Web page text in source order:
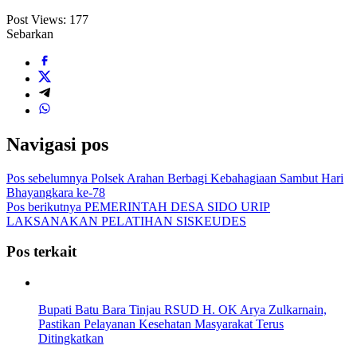
Post Views: 177
Sebarkan
Navigasi pos
Pos sebelumnya Polsek Arahan Berbagi Kebahagiaan Sambut Hari
Bhayangkara ke-78
Pos berikutnya PEMERINTAH DESA SIDO URIP
LAKSANAKAN PELATIHAN SISKEUDES
Pos terkait
Bupati Batu Bara Tinjau RSUD H. OK Arya Zulkarnain,
Pastikan Pelayanan Kesehatan Masyarakat Terus
Ditingkatkan